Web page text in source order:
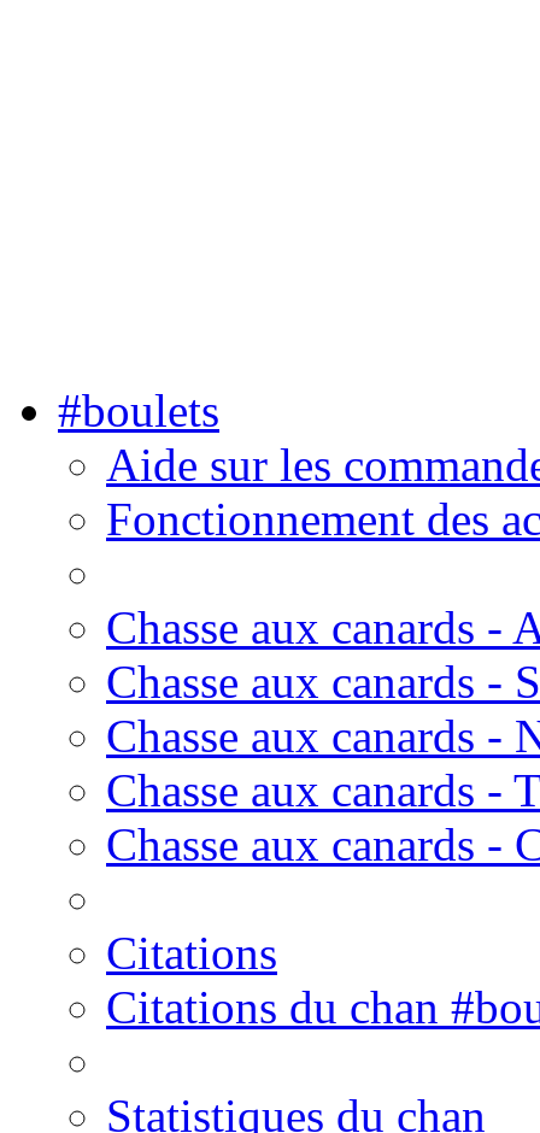
#boulets
Aide sur les
Fonctionnement des
Chasse aux canards -
Chasse aux canards -
Chasse aux canards -
Chasse aux canards -
Chasse aux canards -
Citations
Citations du chan
Statistiques du chan